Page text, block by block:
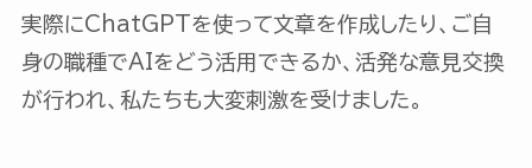
実際にChatGPTを使って文章を作成したり、ご自
身の職種でAIをどう活用できるか、活発な意見交換
が行われ、私たちも大変刺激を受けました。